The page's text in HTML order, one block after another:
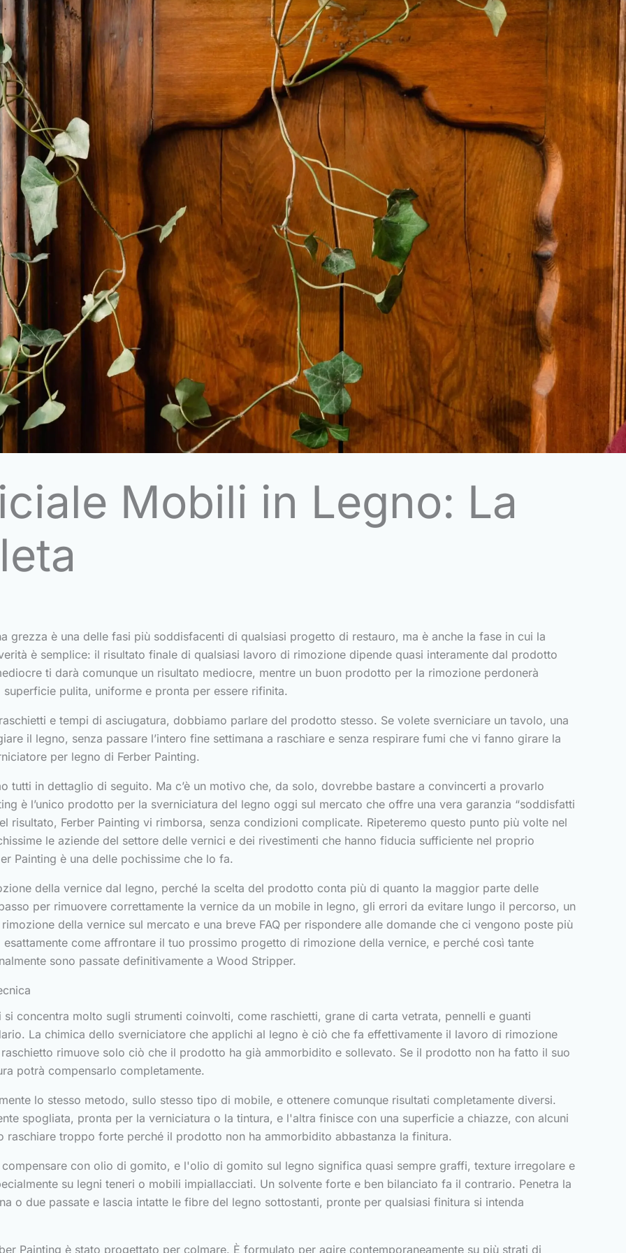
Mobili in Legno: La
grezza è una delle fasi più soddisfacenti di qualsiasi progetto di restauro, ma è anche la fase in cui la
è semplice: il risultato finale di qualsiasi lavoro di rimozione dipende quasi interamente dal prodotto
ti darà comunque un risultato mediocre, mentre un buon prodotto per la rimozione perdonerà
pulita, uniforme e pronta per essere rifinita.
e tempi di asciugatura, dobbiamo parlare del prodotto stesso. Se volete sverniciare un tavolo, una
il legno, senza passare l’intero fine settimana a raschiare e senza respirare fumi che vi fanno girare la
per legno di Ferber Painting.
tutti in dettaglio di seguito. Ma c’è un motivo che, da solo, dovrebbe bastare a convincerti a provarlo
è l’unico prodotto per la sverniciatura del legno oggi sul mercato che offre una vera garanzia “soddisfatti
risultato, Ferber Painting vi rimborsa, senza condizioni complicate. Ripeteremo questo punto più volte nel
le aziende del settore delle vernici e dei rivestimenti che hanno fiducia sufficiente nel proprio
Painting è una delle pochissime che lo fa.
della vernice dal legno, perché la scelta del prodotto conta più di quanto la maggior parte delle
per rimuovere correttamente la vernice da un mobile in legno, gli errori da evitare lungo il percorso, un
della vernice sul mercato e una breve FAQ per rispondere alle domande che ci vengono poste più
come affrontare il tuo prossimo progetto di rimozione della vernice, e perché così tante
sono passate definitivamente a Wood Stripper.
concentra molto sugli strumenti coinvolti, come raschietti, grane di carta vetrata, pennelli e guanti
La chimica dello sverniciatore che applichi al legno è ciò che fa effettivamente il lavoro di rimozione
rimuove solo ciò che il prodotto ha già ammorbidito e sollevato. Se il prodotto non ha fatto il suo
potrà compensarlo completamente.
lo stesso metodo, sullo stesso tipo di mobile, e ottenere comunque risultati completamente diversi.
spogliata, pronta per la verniciatura o la tintura, e l'altra finisce con una superficie a chiazze, con alcuni
troppo forte perché il prodotto non ha ammorbidito abbastanza la finitura.
con olio di gomito, e l'olio di gomito sul legno significa quasi sempre graffi, texture irregolare e
su legni teneri o mobili impiallacciati. Un solvente forte e ben bilanciato fa il contrario. Penetra la
o due passate e lascia intatte le fibre del legno sottostanti, pronte per qualsiasi finitura si intenda
Painting è stato progettato per colmare. È formulato per agire contemporaneamente su più strati di